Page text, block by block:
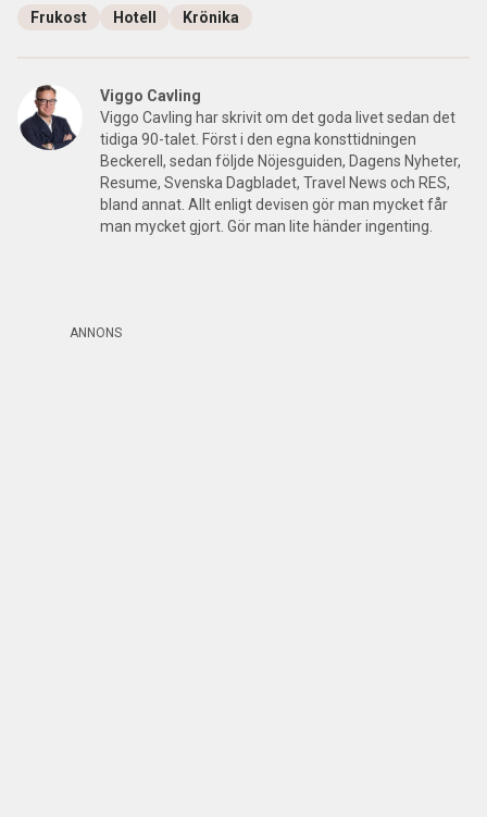
Frukost Hotell Krönika
Viggo Cavling
Viggo Cavling har skrivit om det goda livet sedan det
tidiga 90-talet. Först i den egna konsttidningen
Beckerell, sedan följde Nöjesguiden, Dagens Nyheter,
Resume, Svenska Dagbladet, Travel News och RES,
bland annat. Allt enligt devisen gör man mycket får
man mycket gjort. Gör man lite händer ingenting.
ANNONS